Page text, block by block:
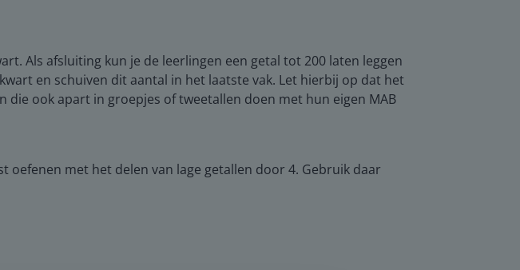
Als afsluiting kun je de leerlingen een getal tot 200 laten leggen
en schuiven dit aantal in het laatste vak. Let hierbij op dat het
ook apart in groepjes of tweetallen doen met hun eigen MAB
met het delen van lage getallen door 4. Gebruik daar